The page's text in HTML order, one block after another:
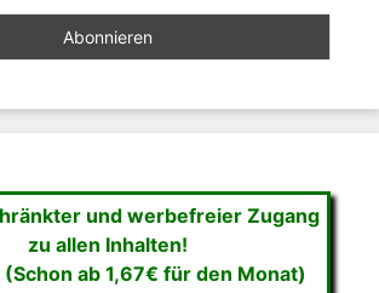
und werbefreier Zugang
zu allen Inhalten!
(Schon ab 1,67€ für den Monat)